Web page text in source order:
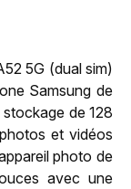
5G (dual sim)
Samsung de
de 128
et vidéos
photo de
avec une